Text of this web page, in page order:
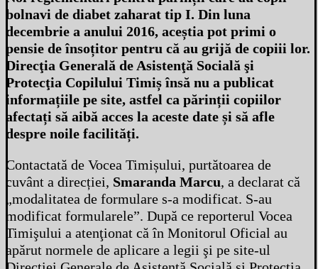
bolnavi de diabet zaharat tip I. Din luna
decembrie a anului 2016, aceștia pot primi o
pensie de însoțitor pentru că au grijă de copiii lor.
Direcţia Generală de Asistenţă Socială şi
Protecţia Copilului Timiș însă nu a publicat
informațiile pe site, astfel ca părinții copiilor
afectați să aibă acces la aceste date și să afle
despre noile facilități.
Contactată de Vocea Timișului, purtătoarea de
cuvânt a direcției, Smaranda Marcu, a declarat că
„modalitatea de formulare s-a modificat. S-au
modificat formularele”. După ce reporterul Vocea
Timişului a atenţionat că în Monitorul Oficial au
apărut normele de aplicare a legii şi pe site-ul